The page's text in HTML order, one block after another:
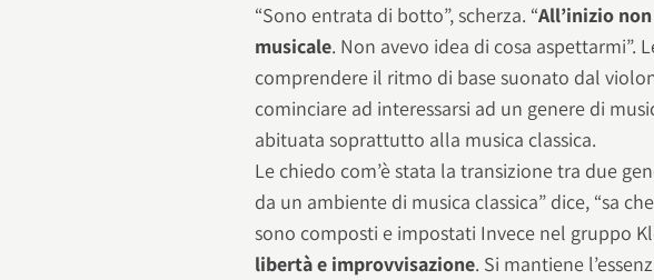
“Sono entrata di botto”, scherza. “All’inizio
musicale. Non avevo idea di cosa aspettarmi”.
comprendere il ritmo di base suonato dal
cominciare ad interessarsi ad un genere di
abituata soprattutto alla musica classica.
Le chiedo com’è stata la transizione tra due
da un ambiente di musica classica” dice, “sa
sono composti e impostati Invece nel gruppo
libertà e improvvisazione. Si mantiene